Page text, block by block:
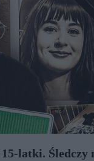
latki. Śledczy